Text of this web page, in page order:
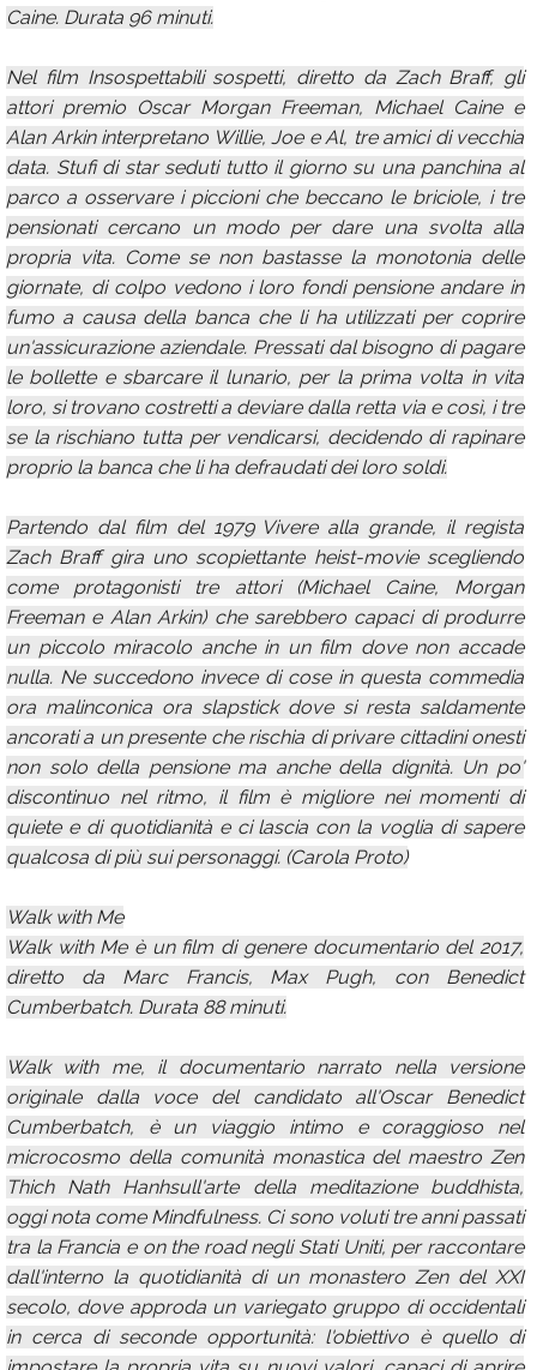
Caine. Durata 96 minuti.
Nel film Insospettabili sospetti, diretto da Zach Braff, gli
attori premio Oscar Morgan Freeman, Michael Caine e
Alan Arkin interpretano Willie, Joe e Al, tre amici di vecchia
data. Stufi di star seduti tutto il giorno su una panchina al
parco a osservare i piccioni che beccano le briciole, i tre
pensionati cercano un modo per dare una svolta alla
propria vita. Come se non bastasse la monotonia delle
giornate, di colpo vedono i loro fondi pensione andare in
fumo a causa della banca che li ha utilizzati per coprire
un'assicurazione aziendale. Pressati dal bisogno di pagare
le bollette e sbarcare il lunario, per la prima volta in vita
loro, si trovano costretti a deviare dalla retta via e così, i tre
se la rischiano tutta per vendicarsi, decidendo di rapinare
proprio la banca che li ha defraudati dei loro soldi.
Partendo dal film del 1979 Vivere alla grande, il regista
Zach Braff gira uno scopiettante heist-movie scegliendo
come protagonisti tre attori (Michael Caine, Morgan
Freeman e Alan Arkin) che sarebbero capaci di produrre
un piccolo miracolo anche in un film dove non accade
nulla. Ne succedono invece di cose in questa commedia
ora malinconica ora slapstick dove si resta saldamente
ancorati a un presente che rischia di privare cittadini onesti
non solo della pensione ma anche della dignità. Un po'
discontinuo nel ritmo, il film è migliore nei momenti di
quiete e di quotidianità e ci lascia con la voglia di sapere
qualcosa di più sui personaggi. (Carola Proto)
Walk with Me
Walk with Me è un film di genere documentario del 2017,
diretto da Marc Francis, Max Pugh, con Benedict
Cumberbatch. Durata 88 minuti.
Walk with me, il documentario narrato nella versione
originale dalla voce del candidato all'Oscar Benedict
Cumberbatch, è un viaggio intimo e coraggioso nel
microcosmo della comunità monastica del maestro Zen
Thich Nath Hanhsull'arte della meditazione buddhista,
oggi nota come Mindfulness. Ci sono voluti tre anni passati
tra la Francia e on the road negli Stati Uniti, per raccontare
dall'interno la quotidianità di un monastero Zen del XXI
secolo, dove approda un variegato gruppo di occidentali
in cerca di seconde opportunità: l'obiettivo è quello di